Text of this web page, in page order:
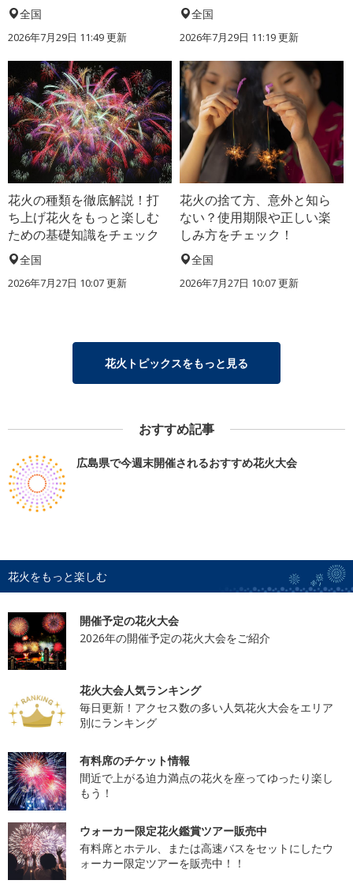
全国
2026年7月29日 11:49 更新
全国
2026年7月29日 11:19 更新
花火の種類を徹底解説！打
ち上げ花火をもっと楽しむ
ための基礎知識をチェック
全国
2026年7月27日 10:07 更新
花火の捨て方、意外と知ら
ない？使用期限や正しい楽
しみ方をチェック！
全国
2026年7月27日 10:07 更新
花火トピックスをもっと見る
おすすめ記事
広島県で今週末開催されるおすすめ花火大会
花火をもっと楽しむ
開催予定の花火大会
2026年の開催予定の花火大会をご紹介
花火大会人気ランキング
毎日更新！アクセス数の多い人気花火大会をエリア
別にランキング
有料席のチケット情報
間近で上がる迫力満点の花火を座ってゆったり楽し
もう！
ウォーカー限定花火鑑賞ツアー販売中
有料席とホテル、または高速バスをセットにしたウ
ォーカー限定ツアーを販売中！！